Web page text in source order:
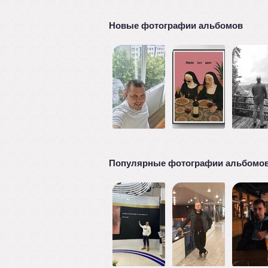
Новые фотографии альбомов
Популярные фотографии